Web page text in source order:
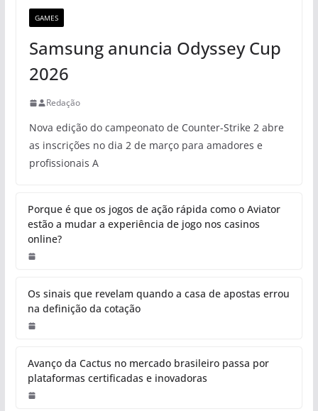
GAMES
Samsung anuncia Odyssey Cup
2026
Redação
Nova edição do campeonato de Counter-Strike 2 abre
as inscrições no dia 2 de março para amadores e
profissionais A
Porque é que os jogos de ação rápida como o Aviator
estão a mudar a experiência de jogo nos casinos
online?
Os sinais que revelam quando a casa de apostas errou
na definição da cotação
Avanço da Cactus no mercado brasileiro passa por
plataformas certificadas e inovadoras